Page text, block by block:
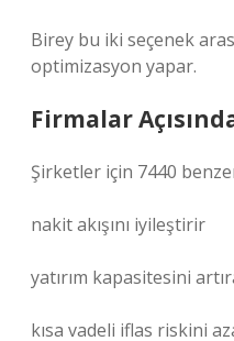
Birey bu iki seçenek
optimizasyon yapar.
Firmalar
Şirketler için 7440
nakit akışını iyileştirir
yatırım kapasitesini
kısa vadeli iflas riskini